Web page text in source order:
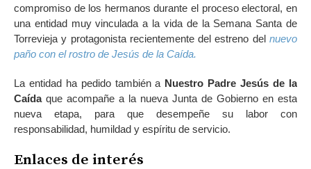
compromiso de los hermanos durante el proceso electoral, en
una entidad muy vinculada a la vida de la Semana Santa de
Torrevieja y protagonista recientemente del estreno delnuevo
paño con el rostro de Jesús de la Caída.
La entidad ha pedido también a Nuestro Padre Jesús de la
Caídaque acompañe a la nueva Junta de Gobierno en esta
nueva etapa, para que desempeñe su labor con
responsabilidad, humildad y espíritu de servicio.
Enlaces de interés